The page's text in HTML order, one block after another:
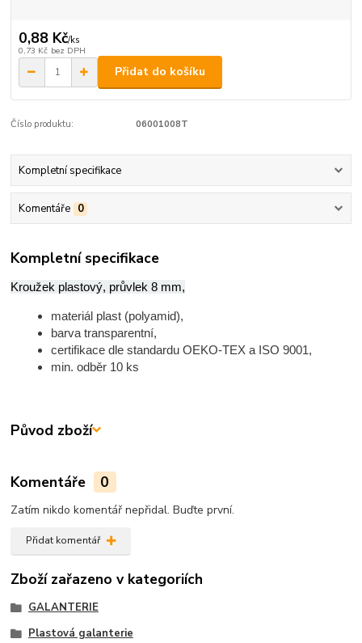
0,88 Kč/ks
0,73 Kč bez DPH
Přidat do košíku
Číslo produktu: 06001008T
Kompletní specifikace
Komentáře 0
Kompletní specifikace
Kroužek plastový, průvlek 8 mm,
materiál plast (polyamid),
barva transparentní,
certifikace dle standardu OEKO-TEX a ISO 9001,
min. odběr 10 ks
Původ zboží
Komentáře 0
Zatím nikdo komentář nepřidal. Buďte první.
Přidat komentář
Zboží zařazeno v kategoriích
GALANTERIE
Plastová galanterie